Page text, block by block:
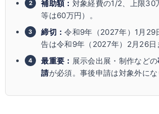
補助額： 対象経費の1/2、上限30
等は60万円）。
締切：令和9年（2027年）1月29
告は令和9年（2027年）2月26日
最重要： 展示会出展・制作などの
請が必須。事後申請は対象外にな